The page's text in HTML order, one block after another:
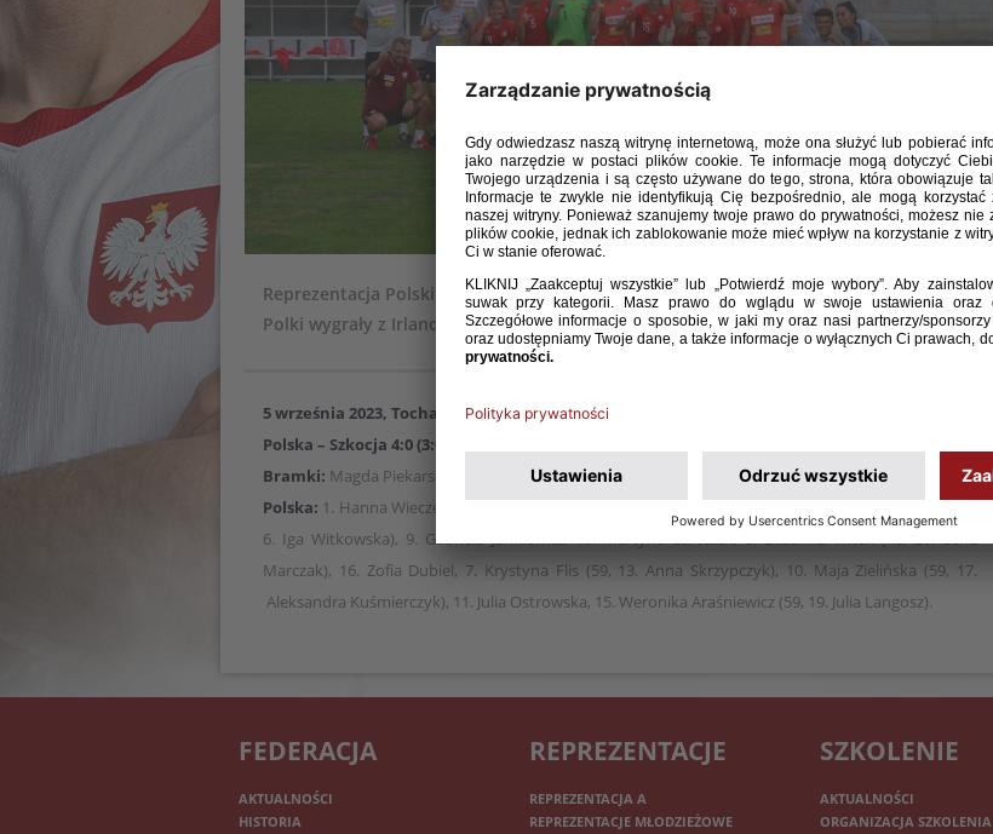
Reprezentacja Polski kobiet do lat 17 zwyciężyła w towarzyskim turnieju w Portugalii.
Polki wygrały z Irlandią, Portugalią oraz Szkocją.
5 września 2023, Tocha
Polska – Szkocja 4:0 (3:0)
Bramki: Magda Piekarska 2, Wiktoria Araśniewicz 13, Martyna Bartczak 44, Lena Marczak 64.
Polska: 1. Hanna Wieczerzak – 5. Emilia Sobierajska (81, 2. Oliwia Łapińska), 4. Magda Piekarska (59,
6. Iga Witkowska), 9. Gabriela Jankiewicz, 18. Martyna Bartczak, 8. Zuzanna Witek (46, 20. Lena
Marczak), 16. Zofia Dubiel, 7. Krystyna Flis (59, 13. Anna Skrzypczyk), 10. Maja Zielińska (59, 17.
Aleksandra Kuśmierczyk), 11. Julia Ostrowska, 15. Weronika Araśniewicz (59, 19. Julia Langosz).
FEDERACJA
AKTUALNOŚCI
HISTORIA
REPREZENTACJE
REPREZENTACJA A
REPREZENTACJE MŁODZIEŻOWE
SZKOLENIE
AKTUALNOŚCI
ORGANIZACJA SZKOLENIA